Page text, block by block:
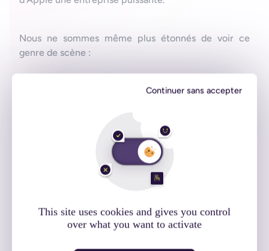
This site uses cookies and gives you control
over what you want to activate
Continuer sans accepter
Nous ne sommes même plus étonnés de voir ce
genre de scène :